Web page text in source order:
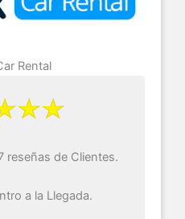
Rental
reseñas de Clientes.
a la Llegada.